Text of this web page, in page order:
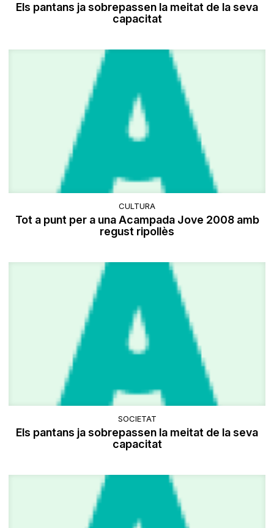
Els pantans ja sobrepassen la meitat de la seva
capacitat
CULTURA
Tot a punt per a una Acampada Jove 2008 amb
regust ripollès
SOCIETAT
Els pantans ja sobrepassen la meitat de la seva
capacitat